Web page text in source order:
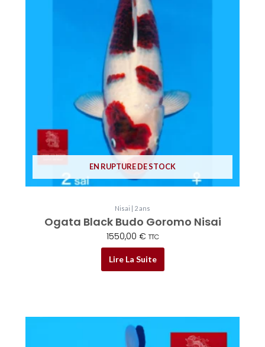
EN RUPTURE DE STOCK
Nisai | 2 ans
Ogata Black Budo Goromo Nisai
1550,00 € TTC
Lire La Suite